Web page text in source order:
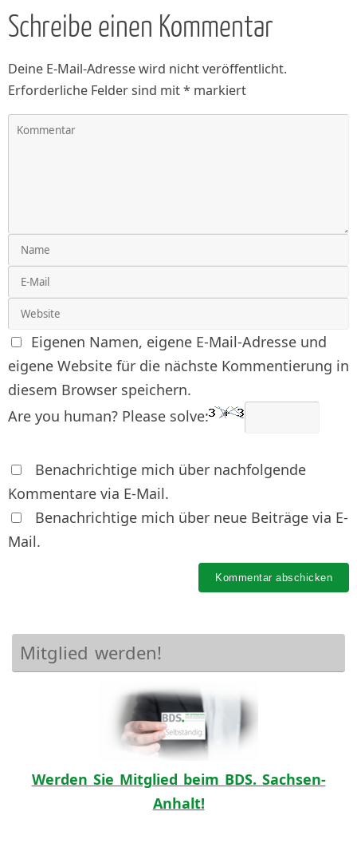
Schreibe einen Kommentar
Deine E-Mail-Adresse wird nicht veröffentlicht.
Erforderliche Felder sind mit* markiert
Eigenen Namen, eigene E-Mail-Adresse und
eigene Website für die nächste Kommentierung in
diesem Browser speichern.
Are you human? Please solve:
Benachrichtige mich über nachfolgende
Kommentare via E-Mail.
Benachrichtige mich über neue Beiträge via E-
Mail.
Mitglied werden!
Werden Sie Mitglied beim BDS. Sachsen-
Anhalt!